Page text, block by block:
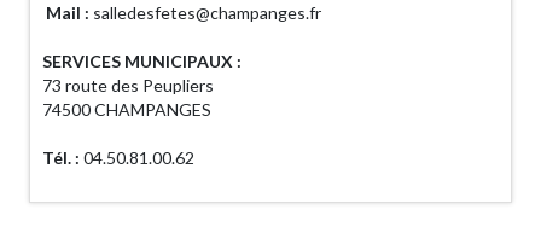
Mail : salledesfetes@champanges.fr
SERVICES MUNICIPAUX :
73 route des Peupliers
74500 CHAMPANGES
Tél. : 04.50.81.00.62